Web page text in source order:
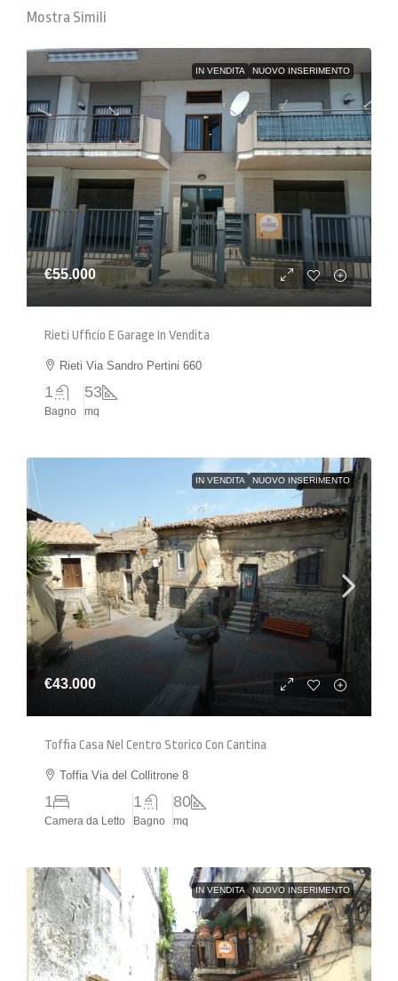
Mostra Simili
IN VENDITA NUOVO INSERIMENTO
€55.000
Rieti Ufficio E Garage In Vendita
Rieti Via Sandro Pertini 660
1
Bagno
53
mq
IN VENDITA NUOVO INSERIMENTO
€43.000
Toffia Casa Nel Centro Storico Con Cantina
Toffia Via del Collitrone 8
1
Camera da Letto
1
Bagno
80
mq
IN VENDITA NUOVO INSERIMENTO